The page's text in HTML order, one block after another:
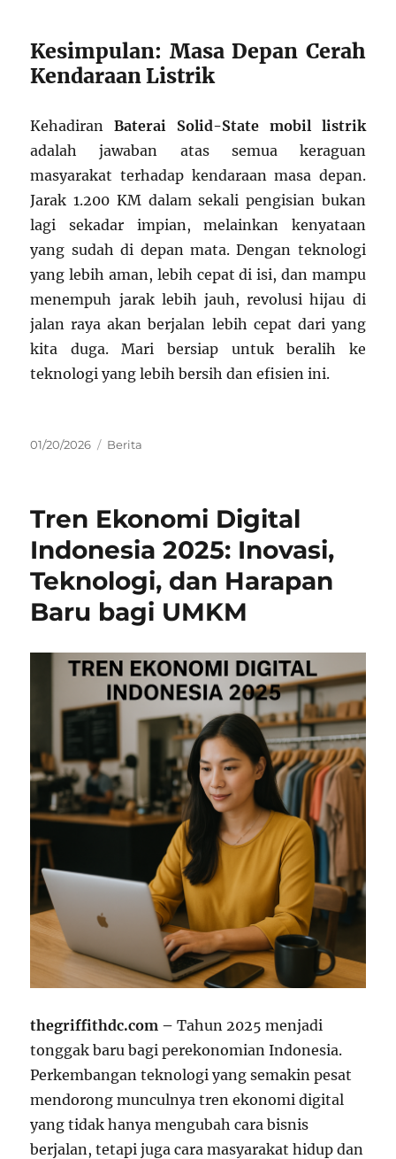
Kesimpulan: Masa Depan Cerah
Kendaraan Listrik
KehadiranBaterai Solid-State mobil listrik
adalah jawaban atas semua keraguan
masyarakat terhadap kendaraan masa depan.
Jarak 1.200 KM dalam sekali pengisian bukan
lagi sekadar impian, melainkan kenyataan
yang sudah di depan mata. Dengan teknologi
yang lebih aman, lebih cepat di isi, dan mampu
menempuh jarak lebih jauh, revolusi hijau di
jalan raya akan berjalan lebih cepat dari yang
kita duga. Mari bersiap untuk beralih ke
teknologi yang lebih bersih dan efisien ini.
Posted
01/20/2026 Categories
Berita
Tren Ekonomi Digital
Indonesia 2025: Inovasi,
Teknologi, dan Harapan
Baru bagi UMKM
thegriffithdc.com –Tahun 2025 menjadi
tonggak baru bagi perekonomian Indonesia.
Perkembangan teknologi yang semakin pesat
mendorong munculnya tren ekonomi digital
yang tidak hanya mengubah cara bisnis
berjalan, tetapi juga cara masyarakat hidup dan